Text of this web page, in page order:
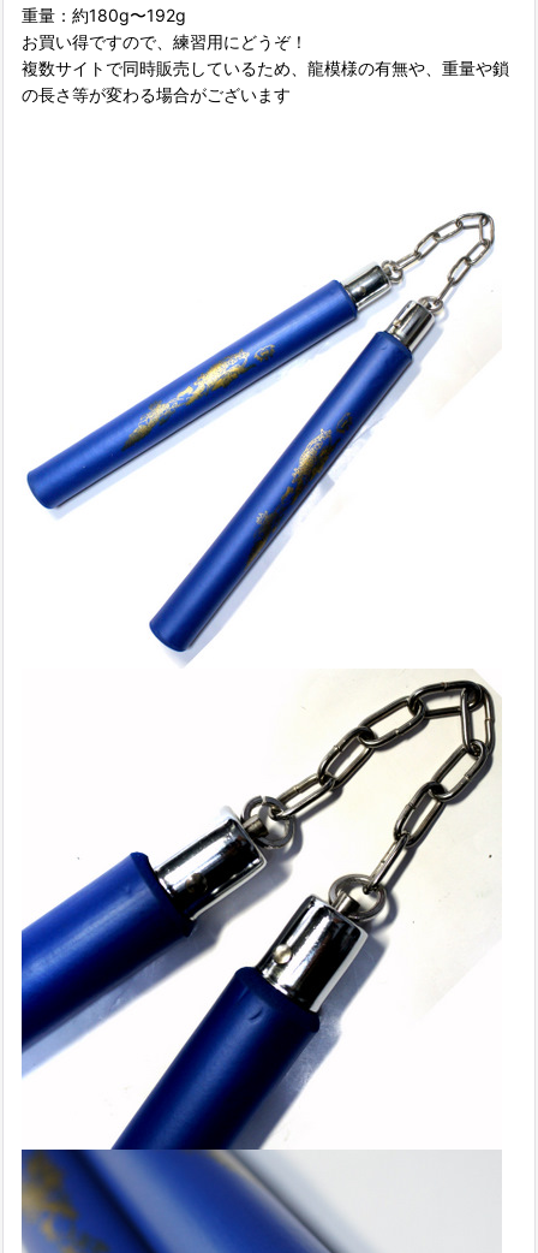
重量：約180g〜192g
お買い得ですので、練習用にどうぞ！
複数サイトで同時販売しているため、龍模様の有無や、重量や鎖
の長さ等が変わる場合がございます